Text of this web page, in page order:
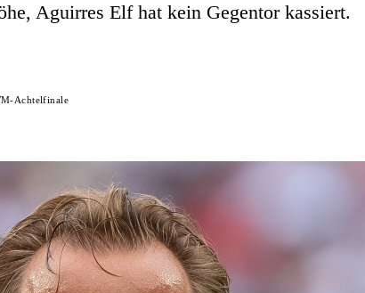
Aguirres Elf hat kein Gegentor kassiert.
Achtelfinale